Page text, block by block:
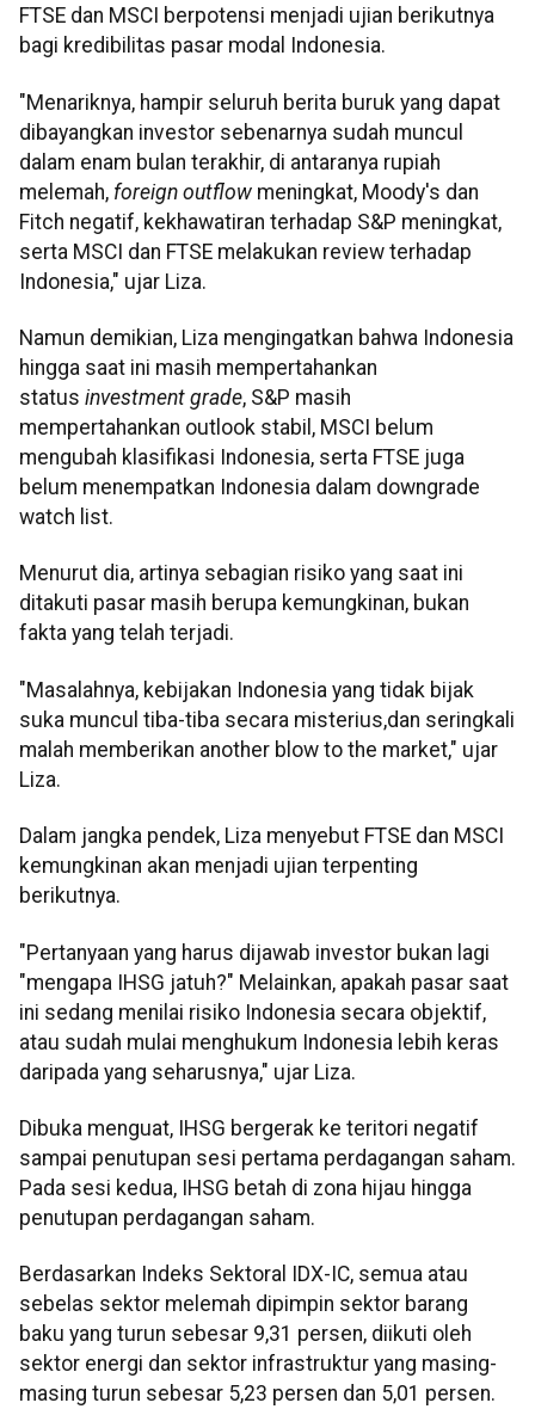
FTSE dan MSCI berpotensi menjadi ujian berikutnya
bagi kredibilitas pasar modal Indonesia.
"Menariknya, hampir seluruh berita buruk yang dapat
dibayangkan investor sebenarnya sudah muncul
dalam enam bulan terakhir, di antaranya rupiah
melemah, foreign outflow meningkat, Moody's dan
Fitch negatif, kekhawatiran terhadap S&P meningkat,
serta MSCI dan FTSE melakukan review terhadap
Indonesia," ujar Liza.
Namun demikian, Liza mengingatkan bahwa Indonesia
hingga saat ini masih mempertahankan
status investment grade, S&P masih
mempertahankan outlook stabil, MSCI belum
mengubah klasifikasi Indonesia, serta FTSE juga
belum menempatkan Indonesia dalam downgrade
watch list.
Menurut dia, artinya sebagian risiko yang saat ini
ditakuti pasar masih berupa kemungkinan, bukan
fakta yang telah terjadi.
"Masalahnya, kebijakan Indonesia yang tidak bijak
suka muncul tiba-tiba secara misterius,dan seringkali
malah memberikan another blow to the market," ujar
Liza.
Dalam jangka pendek, Liza menyebut FTSE dan MSCI
kemungkinan akan menjadi ujian terpenting
berikutnya.
"Pertanyaan yang harus dijawab investor bukan lagi
"mengapa IHSG jatuh?" Melainkan, apakah pasar saat
ini sedang menilai risiko Indonesia secara objektif,
atau sudah mulai menghukum Indonesia lebih keras
daripada yang seharusnya," ujar Liza.
Dibuka menguat, IHSG bergerak ke teritori negatif
sampai penutupan sesi pertama perdagangan saham.
Pada sesi kedua, IHSG betah di zona hijau hingga
penutupan perdagangan saham.
Berdasarkan Indeks Sektoral IDX-IC, semua atau
sebelas sektor melemah dipimpin sektor barang
baku yang turun sebesar 9,31 persen, diikuti oleh
sektor energi dan sektor infrastruktur yang masing-
masing turun sebesar 5,23 persen dan 5,01 persen.